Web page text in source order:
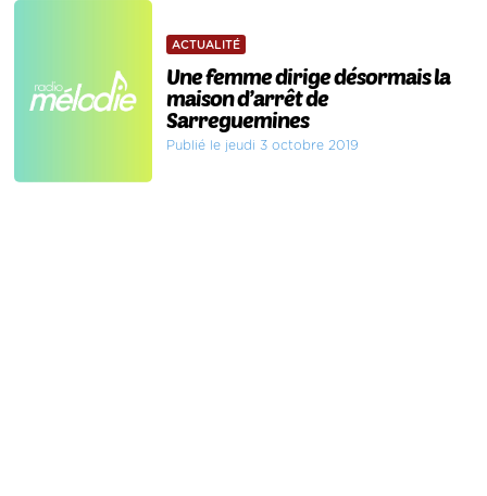
ACTUALITÉ
Une femme dirige désormais la
maison d’arrêt de
Sarreguemines
Publié le jeudi 3 octobre 2019